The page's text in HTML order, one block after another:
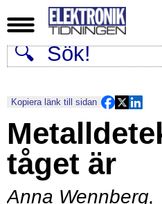
Kopiera länk till sidan
tåget är
Anna Wennberg,